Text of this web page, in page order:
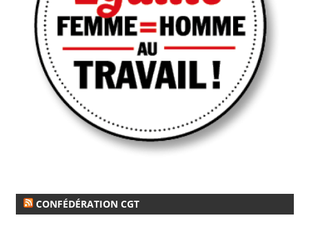
CONFÉDÉRATION CGT